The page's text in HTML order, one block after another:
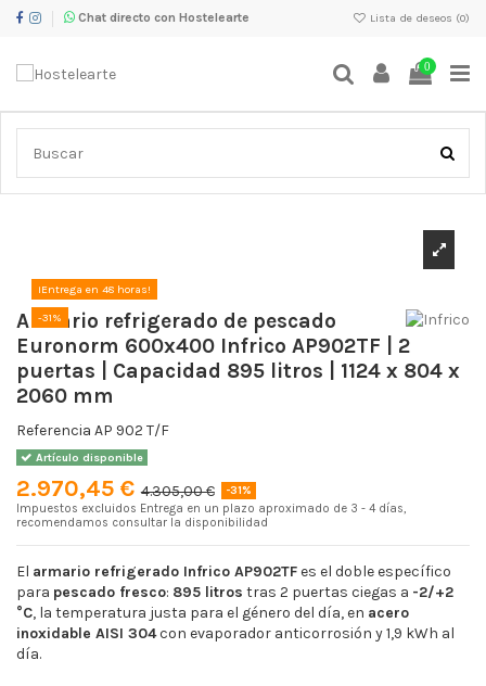
Chat directo con Hostelearte Lista de deseos (0)
0
Inicio Maquinaria de Frío
Armarios refrigerados industriales
Armario refrigerado de pescado Euronorm 600x400 Infrico AP902TF | 2
¡Entrega en 48 horas!
-31%
Armario refrigerado de pescado
Euronorm 600x400 Infrico AP902TF | 2
puertas | Capacidad 895 litros | 1124 x 804 x
2060 mm
Referencia AP 902 T/F
Artículo disponible
2.970,45 € 4.305,00 €
-31%
Impuestos excluidos Entrega en un plazo aproximado de 3 - 4 días,
recomendamos consultar la disponibilidad
El armario refrigerado Infrico AP902TFes el doble específico
para pescado fresco: 895 litros tras 2 puertas ciegas a -2/+2
°C, la temperatura justa para el género del día, en acero
inoxidable AISI 304con evaporador anticorrosión y 1,9 kWh al
día.